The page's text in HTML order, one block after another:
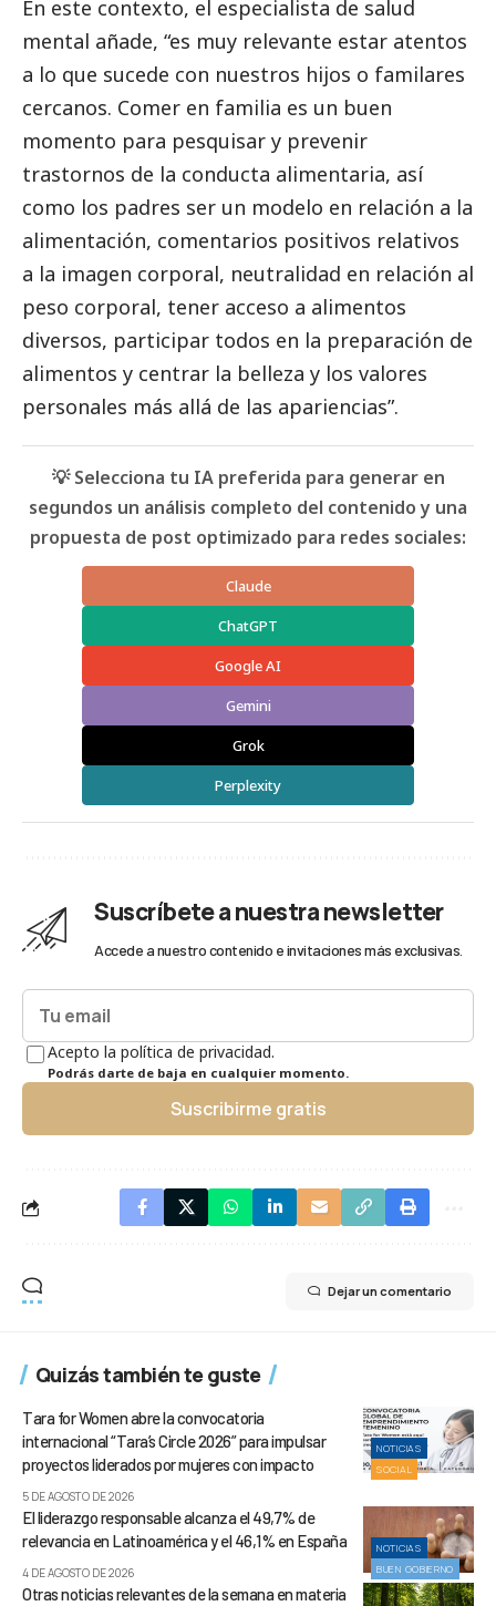
En este contexto, el especialista de salud
mental añade, “es muy relevante estar atentos
a lo que sucede con nuestros hijos o familares
cercanos. Comer en familia es un buen
momento para pesquisar y prevenir
trastornos de la conducta alimentaria, así
como los padres ser un modelo en relación a la
alimentación, comentarios positivos relativos
a la imagen corporal, neutralidad en relación al
peso corporal, tener acceso a alimentos
diversos, participar todos en la preparación de
alimentos y centrar la belleza y los valores
personales más allá de las apariencias”.
💡 Selecciona tu IA preferida para generar en
segundos un análisis completo del contenido y una
propuesta de post optimizado para redes sociales:
Claude
ChatGPT
Google AI
Gemini
Grok
Perplexity
Suscríbete a nuestra newsletter
Accede a nuestro contenido e invitaciones más exclusivas.
Acepto la política de privacidad.
Podrás darte de baja en cualquier momento.
Suscribirme gratis
Dejar un comentario
Quizás también te guste
NOTICIAS
SOCIAL
Tara for Women abre la convocatoria
internacional “Tara’s Circle 2026” para impulsar
proyectos liderados por mujeres con impacto
5 DE AGOSTO DE 2026
NOTICIAS
BUEN GOBIERNO
El liderazgo responsable alcanza el 49,7% de
relevancia en Latinoamérica y el 46,1% en España
4 DE AGOSTO DE 2026
Otras noticias relevantes de la semana en materia